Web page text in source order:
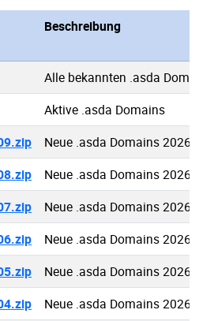
Beschreibung
Alle bekannten .asda
Aktive .asda Domains
Neue .asda Domains 2026-
Neue .asda Domains 2026-
Neue .asda Domains 2026-
Neue .asda Domains 2026-
Neue .asda Domains 2026-
Neue .asda Domains 2026-